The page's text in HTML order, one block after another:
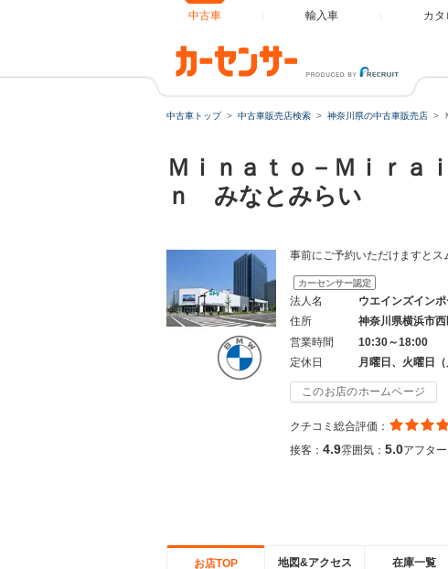
中古車 輸入車 カタ
中古車トップ 中古車販売店検索 神奈川県の中古車販売店
Ｍｉｎａｔｏ－Ｍｉｒ
ｎ みなとみらい
事前にご予約いただけますと
カーセンサー認定
法人名
ウエインズイン
住所
神奈川県横浜市
営業時間
10:30～18:00
定休日
月曜日、火曜日
このお店のホームページ
クチコミ総合評価：
接客： 4.9雰囲気： 5.0アフター
お店TOP 地図&アクセス 在庫一覧